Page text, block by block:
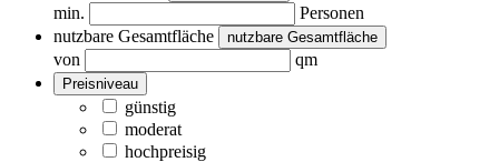
min.
Personen
nutzbare Gesamtfläche
nutzbare Gesamtfläche
von qm
Preisniveau
günstig
moderat
hochpreisig